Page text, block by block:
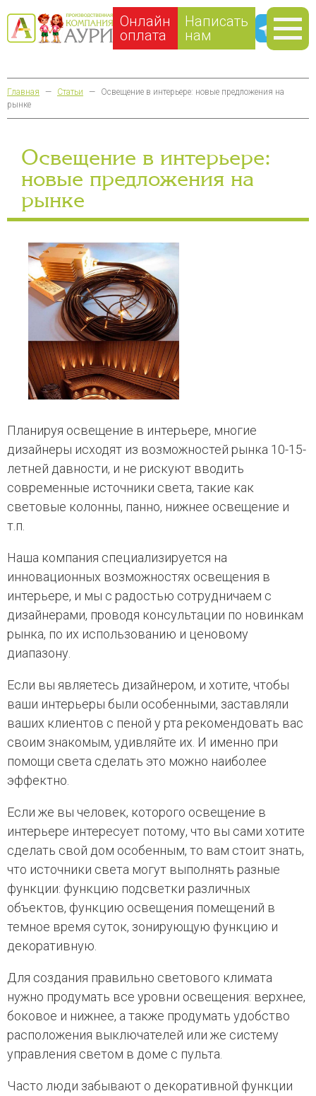
Онлайн
оплата
Написать
нам
Главная — Статьи —
Освещение в интерьере: новые предложения на
рынке
Освещение в интерьере:
новые предложения на
рынке
Планируя освещение в интерьере, многие
дизайнеры исходят из возможностей рынка 10-15-
летней давности, и не рискуют вводить
современные источники света, такие как
световые колонны, панно, нижнее освещение и
т.п.
Наша компания специализируется на
инновационных возможностях освещения в
интерьере, и мы с радостью сотрудничаем с
дизайнерами, проводя консультации по новинкам
рынка, по их использованию и ценовому
диапазону.
Если вы являетесь дизайнером, и хотите, чтобы
ваши интерьеры были особенными, заставляли
ваших клиентов с пеной у рта рекомендовать вас
своим знакомым, удивляйте их. И именно при
помощи света сделать это можно наиболее
эффектно.
Если же вы человек, которого освещение в
интерьере интересует потому, что вы сами хотите
сделать свой дом особенным, то вам стоит знать,
что источники света могут выполнять разные
функции: функцию подсветки различных
объектов, функцию освещения помещений в
темное время суток, зонирующую функцию и
декоративную.
Для создания правильно светового климата
нужно продумать все уровни освещения: верхнее,
боковое и нижнее, а также продумать удобство
расположения выключателей или же систему
управления светом в доме с пульта.
Часто люди забывают о декоративной функции